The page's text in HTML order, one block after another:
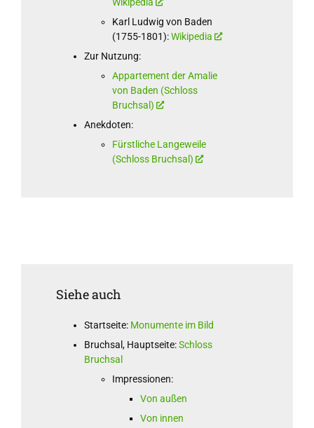
Wikipedia
Karl Ludwig von Baden
(1755-1801):Wikipedia
Zur Nutzung:
Appartement der Amalie
von Baden (Schloss
Bruchsal)
Anekdoten:
Fürstliche Langeweile
(Schloss Bruchsal)
Siehe auch
Startseite: Monumente im Bild
Bruchsal, Hauptseite:Schloss
Bruchsal
Impressionen:
Von außen
Von innen